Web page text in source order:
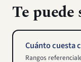
Te
Cuánto cuesta
Rangos